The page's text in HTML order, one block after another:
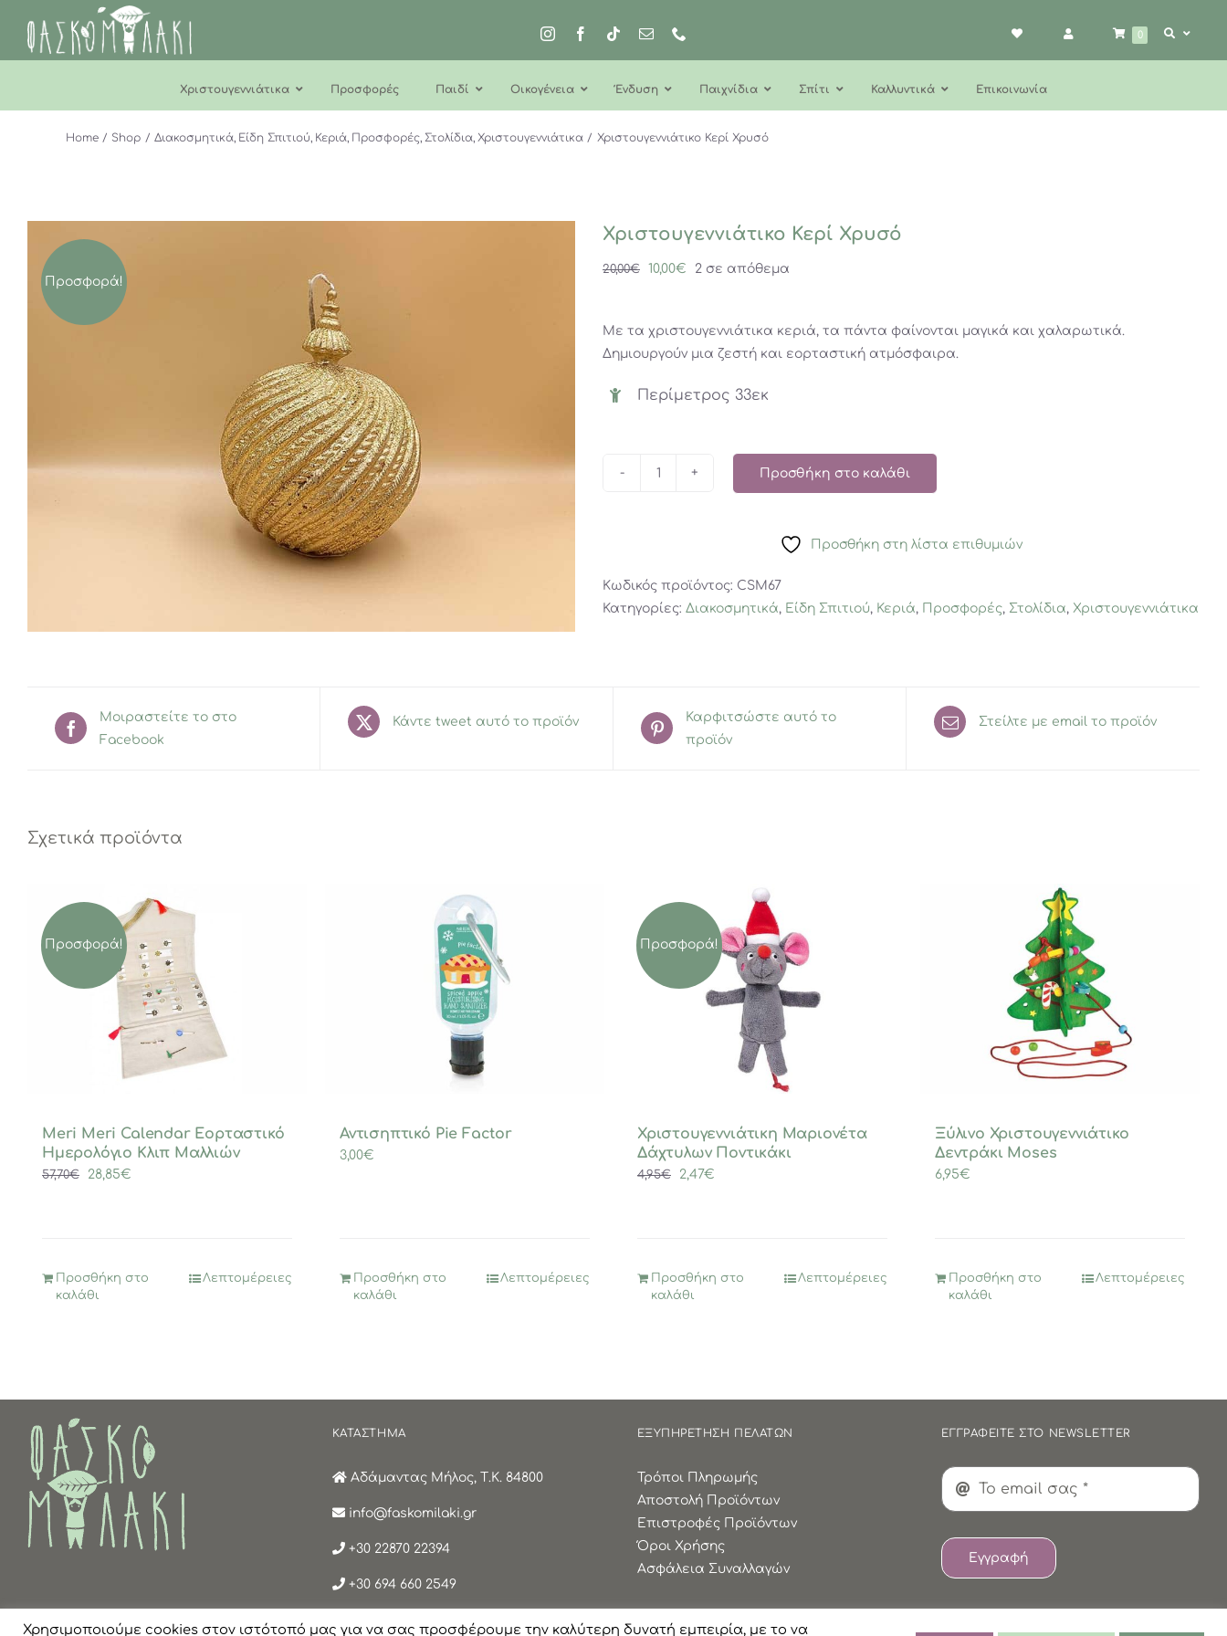
περιεχόμενο
0
Χριστουγεννιάτικα Προσφορές Παιδί Οικογένεια Ένδυση Παιχνίδια Σπίτι Καλλυντικά Επικοινωνία
Home Shop Διακοσμητικά Είδη Σπιτιού Κεριά Προσφορές Στολίδια Χριστουγεννιάτικα Χριστουγεννιάτικο Κερί Χρυσό
Προσφορά!
Χριστουγεννιάτικο Κερί Χρυσό
20,00€
Original
20,00€.
10,00€ Η
είναι:
10,00€.
2 σε απόθεμα
Με τα χριστουγεννιάτικα κεριά, τα πάντα φαίνονται μαγικά και χαλαρωτικά.
Δημιουργούν μια ζεστή και εορταστική ατμόσφαιρα.
Περίμετρος 33εκ
Χριστουγεννιάτικο
Προσθήκη στο καλάθι
Προσθήκη στη λίστα επιθυμιών
Κωδικός προϊόντος: CSM67
Κατηγορίες: Διακοσμητικά, Είδη Σπιτιού, Κεριά, Προσφορές, Στολίδια, Χριστουγεννιάτικα
Μοιραστείτε το στο
Facebook
Κάντε tweet αυτό το προϊόν
Καρφιτσώστε αυτό το
προϊόν
Στείλτε με email το προϊόν
Σχετικά προϊόντα
Προσφορά!
Meri Meri Calendar Εορταστικό
Ημερολόγιο Κλιπ Μαλλιών
57,70€
Original
28,85€
Προσθήκη στο
καλάθι
Λεπτομέρειες
Αντισηπτικό Pie Factor
3,00€
Προσθήκη στο
καλάθι
Λεπτομέρειες
Προσφορά!
Χριστουγεννιάτικη Μαριονέτα
Δάχτυλων Ποντικάκι
4,95€
Original
2,47€
Προσθήκη στο
καλάθι
Λεπτομέρειες
Ξύλινο Χριστουγεννιάτικο
Δεντράκι Moses
6,95€
Προσθήκη στο
καλάθι
Λεπτομέρειες
ΚΑΤΑΣΤΗΜΑ
Αδάμαντας Μήλος, Τ.Κ. 84800
info@faskomilaki.gr
+30 22870 22394
+30 694 660 2549
ΕΞΥΠΗΡΕΤΗΣΗ ΠΕΛΑΤΩΝ
Τρόποι Πληρωμής
Αποστολή Προϊόντων
Επιστροφές Προϊόντων
Όροι Χρήσης
Ασφάλεια Συναλλαγών
ΕΓΓΡΑΦΕΙΤΕ ΣΤΟ NEWSLETTER
Εγγραφή
Χρησιμοποιούμε cookies στον ιστότοπό μας για να σας προσφέρουμε την καλύτερη δυνατή εμπειρία, με το να